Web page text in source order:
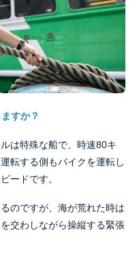
すか？
は特殊な船で、時速80キ
転する側もバイクを運転し
ードです。
のですが、海が荒れた時は
交わしながら操縦する緊張